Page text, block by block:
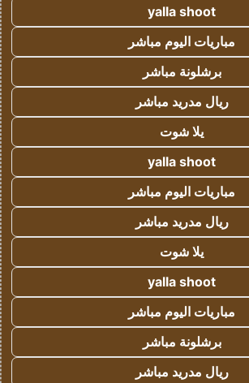
yalla shoot
مباريات اليوم مباشر
برشلونة مباشر
ريال مدريد مباشر
يلا شوت
yalla shoot
مباريات اليوم مباشر
ريال مدريد مباشر
يلا شوت
yalla shoot
مباريات اليوم مباشر
برشلونة مباشر
ريال مدريد مباشر